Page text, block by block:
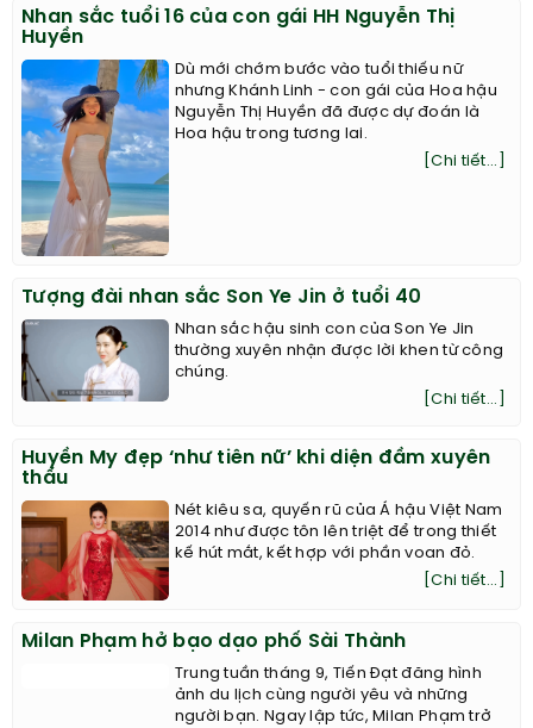
Nhan sắc tuổi 16 của con gái HH Nguyễn Thị
Huyền
Dù mới chớm bước vào tuổi thiếu nữ
nhưng Khánh Linh - con gái của Hoa hậu
Nguyễn Thị Huyền đã được dự đoán là
Hoa hậu trong tương lai.
[Chi tiết...]
Tượng đài nhan sắc Son Ye Jin ở tuổi 40
Nhan sắc hậu sinh con của Son Ye Jin
thường xuyên nhận được lời khen từ công
chúng.
[Chi tiết...]
Huyền My đẹp ‘như tiên nữ’ khi diện đầm xuyên
thấu
Nét kiêu sa, quyến rũ của Á hậu Việt Nam
2014 như được tôn lên triệt để trong thiết
kế hút mắt, kết hợp với phần voan đỏ.
[Chi tiết...]
Milan Phạm hở bạo dạo phố Sài Thành
Trung tuần tháng 9, Tiến Đạt đăng hình
ảnh du lịch cùng người yêu và những
người bạn. Ngay lập tức, Milan Phạm trở